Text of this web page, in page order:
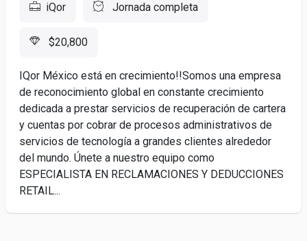
iQor Jornada completa
$20,800
IQor México está en crecimiento!!Somos una empresa
de reconocimiento global en constante crecimiento
dedicada a prestar servicios de recuperación de cartera
y cuentas por cobrar de procesos administrativos de
servicios de tecnología a grandes clientes alrededor
del mundo. Únete a nuestro equipo como
ESPECIALISTA EN RECLAMACIONES Y DEDUCCIONES
RETAIL...